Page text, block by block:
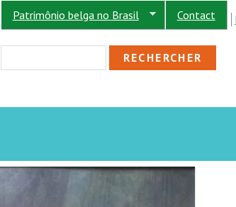
Patrimônio belga no Brasil Contact
FORMULAIRE DE